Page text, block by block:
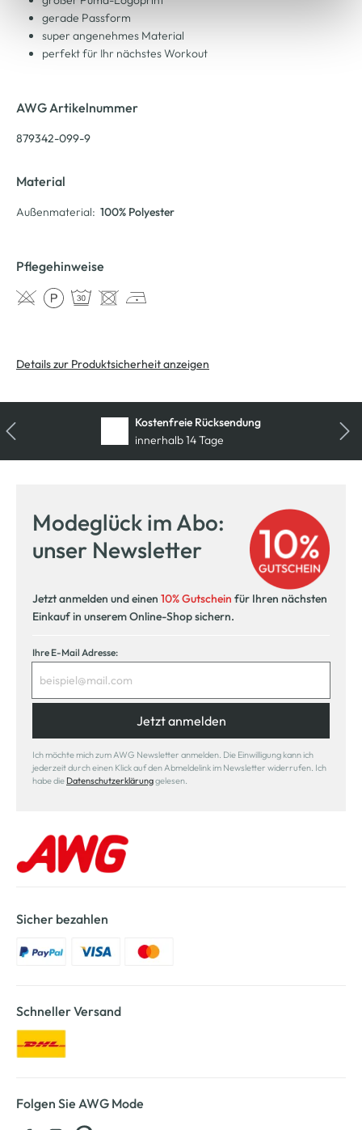
gerade Passform
super angenehmes Material
perfekt für Ihr nächstes Workout
AWG Artikelnummer
879342-099-9
Material
Außenmaterial: 100% Polyester
Pflegehinweise
Details zur Produktsicherheit anzeigen
Kostenfreie Rücksendung
innerhalb 14 Tage
Modeglück im Abo:
unser Newsletter
Jetzt anmelden und einen 10% Gutschein für Ihren nächsten
Einkauf in unserem Online-Shop sichern.
Ihre E-Mail Adresse:
Jetzt anmelden
Ich möchte mich zum AWG Newsletter anmelden. Die Einwilligung kann ich
jederzeit durch einen Klick auf den Abmeldelink im Newsletter widerrufen. Ich
habe die Datenschutzerklärunggelesen.
Sicher bezahlen
Schneller Versand
Folgen Sie AWG Mode